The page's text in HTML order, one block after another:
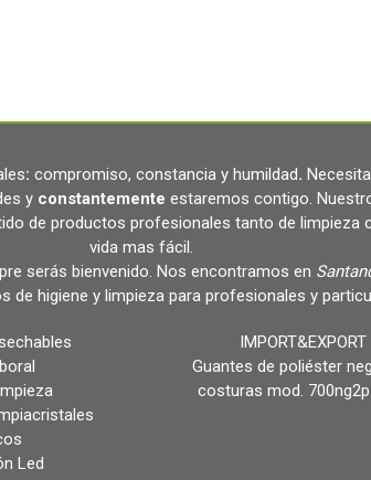
:compromiso, constancia y humildad.
y constantemente estaremos contigo.
de productos profesionales tanto de limpieza
vida mas fácil.
serás bienvenido. Nos encontramos en
higiene y limpieza para profesionales y
Led
IMPORT&EXPORT
Guantes de poliéster
costuras mod.